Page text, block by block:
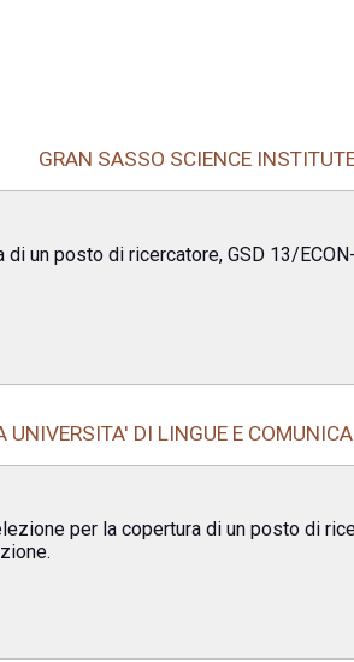
GRAN SASSO SCIENCE
un posto di ricercatore, GSD 13/
UNIVERSITA' DI LINGUE E
per la copertura di un posto di